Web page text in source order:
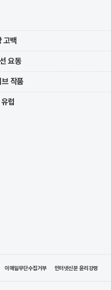
고백
요동
작품
럽
이메일무단수집거부 인터넷신문 윤리강령